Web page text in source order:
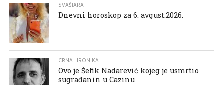
SVAŠTARA
Dnevni horoskop za 6. avgust.2026.
CRNA HRONIKA
Ovo je Šefik Nadarević kojeg je usmrtio
sugrađanin u Cazinu